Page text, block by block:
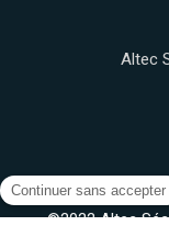
Altec
©2022 Altec